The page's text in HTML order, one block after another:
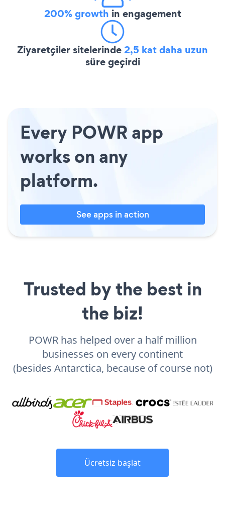
200% growth in engagement
Ziyaretçiler sitelerinde2,5 kat daha uzun
süre geçirdi
Every POWR app
works on any
platform.
See apps in action
Trusted by the best in
the biz!
POWR has helped over a half million
businesses on every continent
(besides Antarctica, because of course not)
Ücretsiz başlat